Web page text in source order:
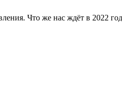
Что же нас ждёт в 2022